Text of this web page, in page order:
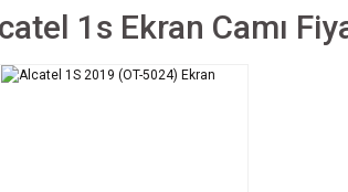
1s Ekran Camı